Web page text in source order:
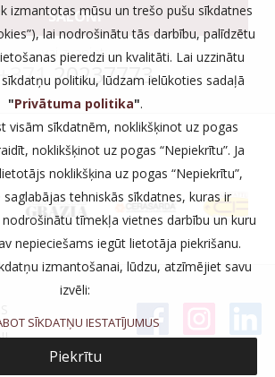
SALONI
vai zvaniet:
20237773
izmantotas mūsu un trešo pušu sīkdatnes
lai nodrošinātu tās darbību, palīdzētu
pieredzi un kvalitāti. Lai uzzinātu
politiku, lūdzam ielūkoties sadaļā
"Privātuma politika".
visām sīkdatnēm, noklikšķinot uz pogas
noklikšķinot uz pogas “Nepiekrītu”. Ja
noklikšķina uz pogas “Nepiekrītu”,
tehniskās sīkdatnes, kuras ir
tīmekļa vietnes darbību un kuru
nepieciešams iegūt lietotāja piekrišanu.
izmantošanai, lūdzu, atzīmējiet savu
izvēli:
SĪKDATŅU IESTATĪJUMUS
Piekrītu